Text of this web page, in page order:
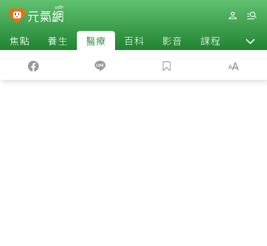
焦點 養生 醫療 百科 影音 課程 退休